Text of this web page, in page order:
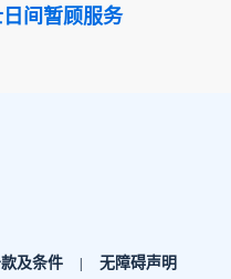
间暂顾服务
及条件 无障碍声明